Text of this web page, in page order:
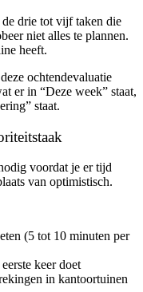
drie tot vijf taken die
niet alles te plannen.
heeft.
ochtendevaluatie
er in “Deze week” staat,
staat.
voordat je er tijd
van optimistisch.
(5 tot 10 minuten per
keer doet
in kantoortuinen